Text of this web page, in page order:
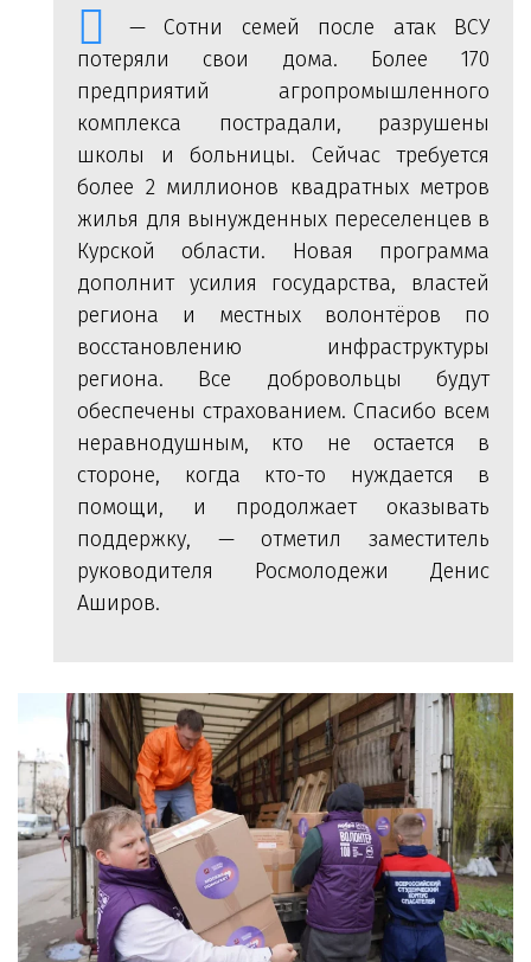
— Сотни семей после атак ВСУ
потеряли свои дома. Более 170
предприятий агропромышленного
комплекса пострадали, разрушены
школы и больницы. Сейчас требуется
более 2 миллионов квадратных метров
жилья для вынужденных переселенцев в
Курской области. Новая программа
дополнит усилия государства, властей
региона и местных волонтёров по
восстановлению инфраструктуры
региона. Все добровольцы будут
обеспечены страхованием. Спасибо всем
неравнодушным, кто не остается в
стороне, когда кто-то нуждается в
помощи, и продолжает оказывать
поддержку, — отметил заместитель
руководителя Росмолодежи Денис
Аширов.